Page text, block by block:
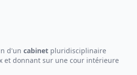
d'un cabinet pluridisciplinaire
et donnant sur une cour intérieure